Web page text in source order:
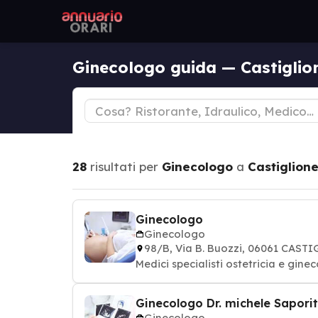
Ginecologo guida —
28 risultati per Ginecologo a
Ginecologo
Ginecologo
98/B, Via B. Buozzi, 06061
Medici specialisti ostetricia e
Ginecologo Dr. michele